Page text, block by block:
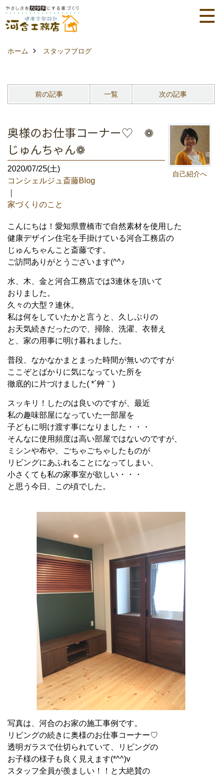
ホーム スタッフブログ
前の記事 一覧 次の記事
自己紹介へ
奥様のお仕事コーナー♡ ❁
じゅんちゃん❁
2020/07/25(土)
コンシェルジュ斎藤Blog
家づくりのこと
こんにちは！愛知県豊橋市で自然素材を使用した
健康デザイン住宅を手掛けている河合工務店の
じゅんちゃんこと斎藤です。
ご訪問ありがとうございます(^^♪
水、木、金と河合工務店では3連休を頂いて
おりました。
久々の大型？連休。
私は何をしていたかと言うと、久しぶりの
お天気続きだったので、掃除、洗濯、衣替え
と、家の用事に明け暮れました。
普段、なかなかまとまった時間が無いのですが
ここぞとばかりに気になっていた所を
徹底的に片づけました( *´艸｀)
スッキリ！したのは良いのですが、最近
私の趣味部屋になっていた一部屋を
子どもに明け渡す事になりました・・・
そんなに使用頻度は高い部屋ではないのですが、
ミシンや布や、ごちゃごちゃしたものが
リビングにあふれることになってしまい、
小さくても私の家事室が欲しい・・・
と思う今日、この頃でした。
写真は、河合のお家の施工事例です。
リビングの続きに奥様のお仕事コーナー♡
透明ガラスで仕切られていて、リビングの
お子様の様子も良く見えます(*^^)v
スタッフ全員が羨ましい！！と大絶賛の